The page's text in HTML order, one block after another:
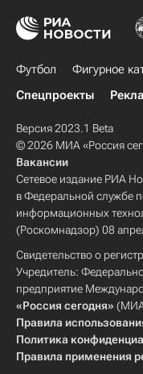
Футбол Фигурное
Спецпроекты
Версия 2023.1 Beta
© 2026 МИА «Россия
Вакансии
Сетевое издание РИА
в Федеральной службе
информационных
(Роскомнадзор) 08
Свидетельство о
Учредитель:
предприятие
«Россия сегодня» (МИА
Правила
Политика
Правила применения